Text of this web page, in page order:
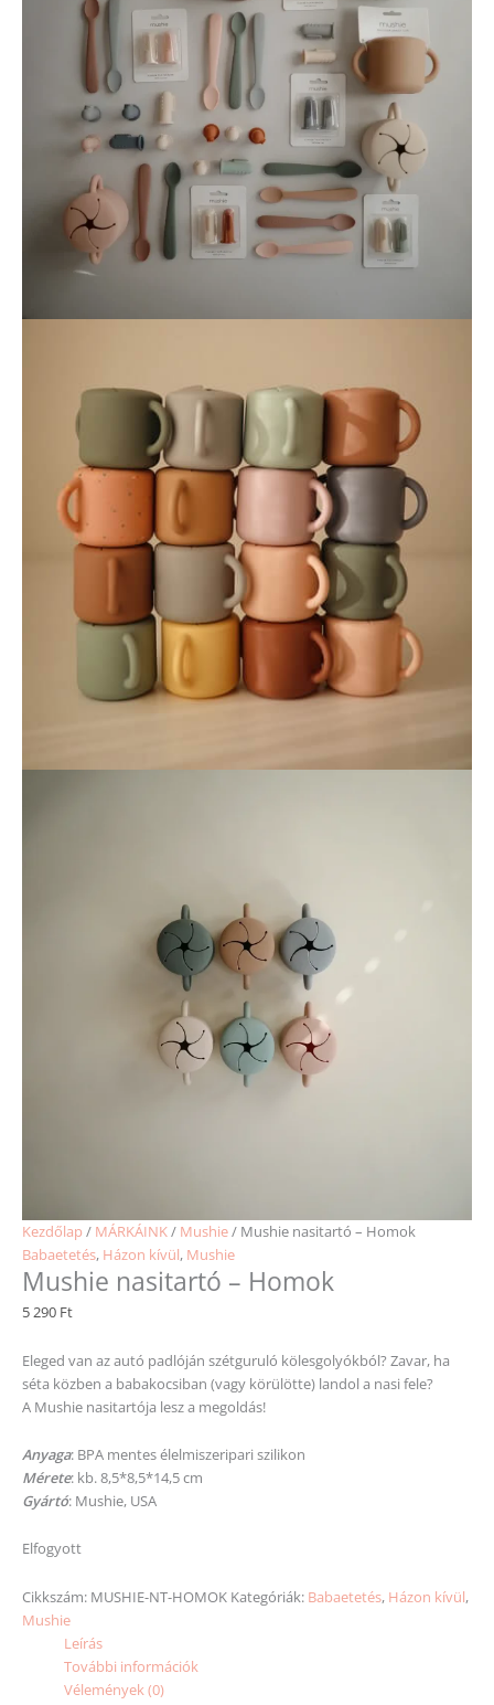
Kezdőlap / MÁRKÁINK/ Mushie/ Mushie nasitartó – Homok
Babaetetés, Házon kívül, Mushie
Mushie nasitartó – Homok
5 290 Ft
Eleged van az autó padlóján szétguruló kölesgolyókból? Zavar, ha
séta közben a babakocsiban (vagy körülötte) landol a nasi fele?
A Mushie nasitartója lesz a megoldás!
Anyaga: BPA mentes élelmiszeripari szilikon
Mérete: kb. 8,5*8,5*14,5 cm
Gyártó: Mushie, USA
Elfogyott
Cikkszám: MUSHIE-NT-HOMOK Kategóriák: Babaetetés, Házon kívül,
Mushie
Leírás
További információk
Vélemények (0)